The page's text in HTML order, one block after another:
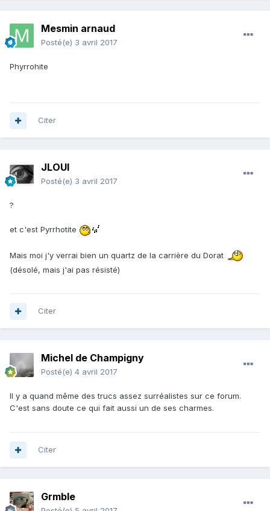
Mesmin arnaud
Posté(e) 3 avril 2017
Phyrrohite
Citer
JLOUI
Posté(e) 3 avril 2017
?
et c'est Pyrrhotite
Mais moi j'y verrai bien un quartz de la carrière du Dorat
(désolé, mais j'ai pas résisté)
Citer
Michel de Champigny
Posté(e) 4 avril 2017
Il y a quand même des trucs assez surréalistes sur ce forum.
C'est sans doute ce qui fait aussi un de ses charmes.
Citer
Grmble